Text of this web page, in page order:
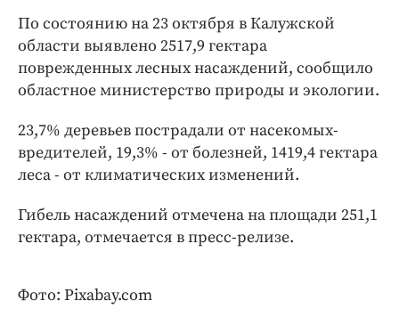
Экономика и бизнес
ПРОЕКТЫ
Блоги
Медиаперсона
Интересное чтиво
Бренд года
По состоянию на 23 октября в Калужской
области выявлено 2517,9 гектара
поврежденных лесных насаждений, сообщило
областное министерство природы и экологии.
23,7% деревьев пострадали от насекомых-
вредителей, 19,3% - от болезней, 1419,4 гектара
леса - от климатических изменений.
Гибель насаждений отмечена на площади 251,1
гектара, отмечается в пресс-релизе.
Фото: Pixabay.com